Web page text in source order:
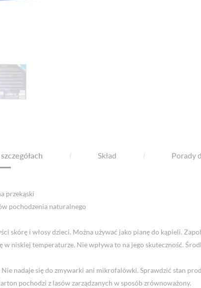
Skład Porady
przekąski
pochodzenia naturalnego
skórę i włosy dzieci. Można używać jako pianę do kąpieli.
w niskiej temperaturze. Nie wpływa to na jego skuteczność.
Nie nadaje się do zmywarki ani mikrofalówki. Sprawdzić stan
pochodzi z lasów zarządzanych w sposób zrównoważony.